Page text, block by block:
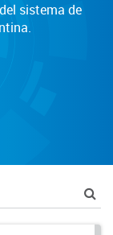
sistema de